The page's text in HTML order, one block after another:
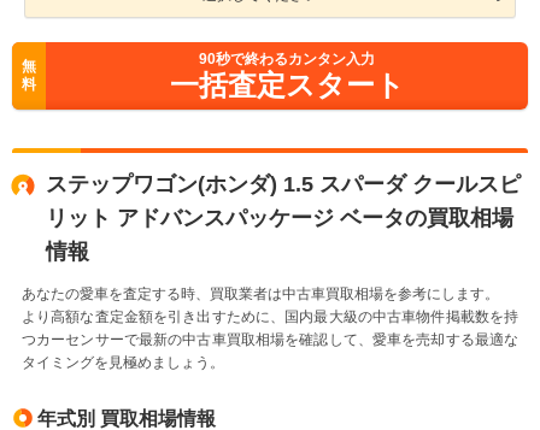
無
料
90秒で終わるカンタン入力
一括査定スタート
ステップワゴン(ホンダ) 1.5 スパーダ クールスピ
リット アドバンスパッケージ ベータの買取相場
情報
あなたの愛車を査定する時、買取業者は中古車買取相場を参考にします。
より高額な査定金額を引き出すために、国内最大級の中古車物件掲載数を持
つカーセンサーで最新の中古車買取相場を確認して、愛車を売却する最適な
タイミングを見極めましょう。
年式別 買取相場情報